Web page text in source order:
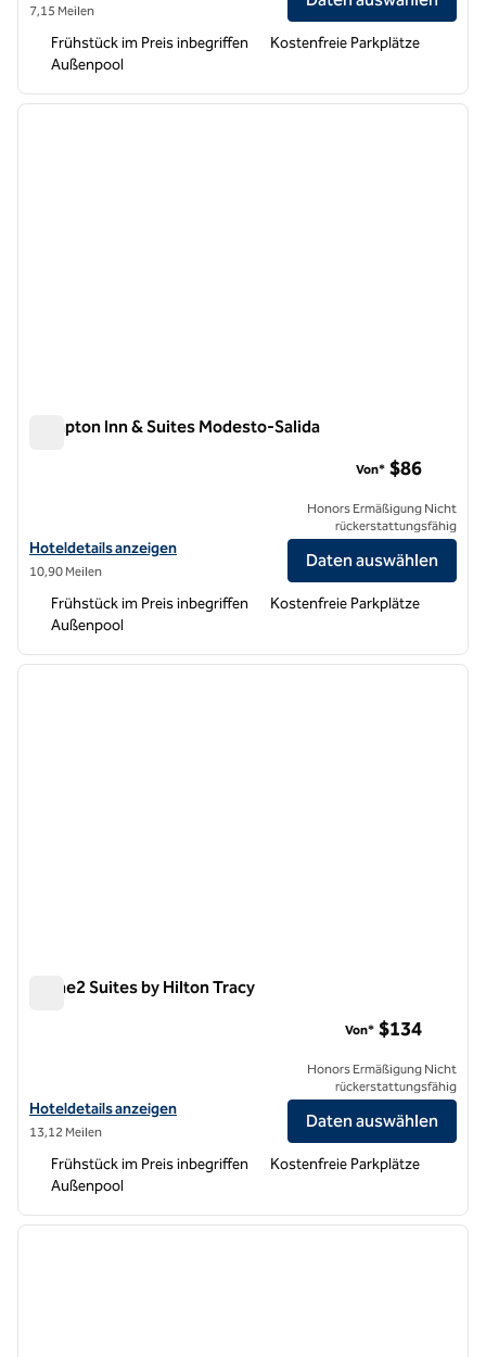
7,15 Meilen
Frühstück im Preis inbegriffen
Kostenfreie Parkplätze
Außenpool
1 von 11
Hampton Inn & Suites Modesto-Salida
Hoteldetails für Hampton Inn & Suites Modesto-Salida anzeigen
Hoteldetails anzeigen
10,90 Meilen
Von* $86
Honors Ermäßigung Nicht
rückerstattungsfähig
Daten auswählen
Frühstück im Preis inbegriffen
Kostenfreie Parkplätze
Außenpool
1 von 12
Home2 Suites by Hilton Tracy
Hoteldetails für Home2 Suites by Hilton Tracy anzeigen
Hoteldetails anzeigen
13,12 Meilen
Von* $134
Honors Ermäßigung Nicht
rückerstattungsfähig
Daten auswählen
Frühstück im Preis inbegriffen
Kostenfreie Parkplätze
Außenpool
1 von 12